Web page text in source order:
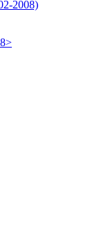
2008)